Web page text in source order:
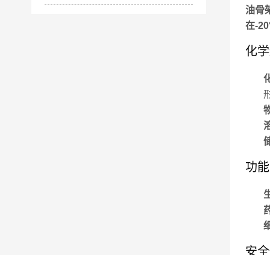
油骨
在-
化
功
安